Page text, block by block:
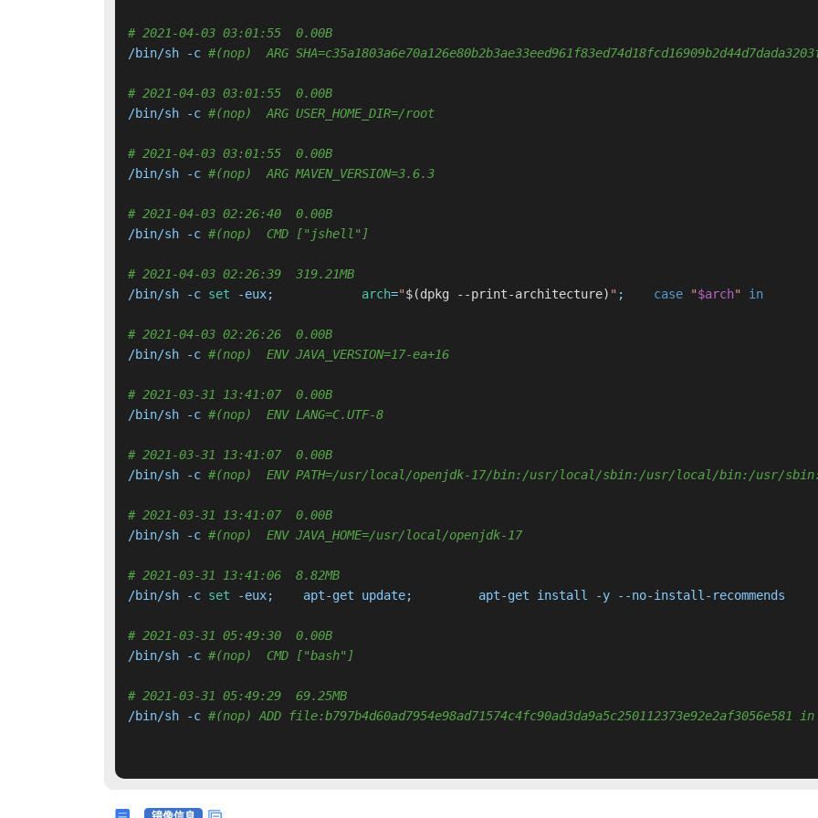
# 2021-04-03 03:01:55  0.00B
/bin/sh -c #(nop)  ARG
# 2021-04-03 03:01:55  0.00B
/bin/sh -c #(nop)  ARG USER_HOME_DIR=/root
# 2021-04-03 03:01:55  0.00B
/bin/sh -c #(nop)  ARG MAVEN_VERSION=3.6.3
# 2021-04-03 02:26:40  0.00B
/bin/sh -c #(nop)  CMD ["jshell"]
# 2021-04-03 02:26:39  319.21MB
/bin/sh -c set arch="$(dpkg --print-architecture) " case "$arch" in
# 2021-04-03 02:26:26  0.00B
/bin/sh -c #(nop)  ENV JAVA_VERSION=17-ea+16
# 2021-03-31 13:41:07  0.00B
/bin/sh -c #(nop)  ENV LANG=C.UTF-8
# 2021-03-31 13:41:07  0.00B
/bin/sh -c #(nop)  ENV PATH=/usr/local/openjdk-17/bin:/usr/local/sbin:/usr/local/bin:/usr/
# 2021-03-31 13:41:07  0.00B
/bin/sh -c #(nop)  ENV JAVA_HOME=/usr/local/openjdk-17
# 2021-03-31 13:41:06  8.82MB
/bin/sh -c set
# 2021-03-31 05:49:30  0.00B
/bin/sh -c #(nop)  CMD ["bash"]
# 2021-03-31 05:49:29  69.25MB
/bin/sh -c #(nop) ADD file:b797b4d60ad7954e98ad71574c4fc90ad3da9a5c250112373e92e2af3056e581